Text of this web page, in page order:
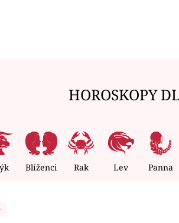
HOROSKOPY
Blíženci Rak Lev Panna